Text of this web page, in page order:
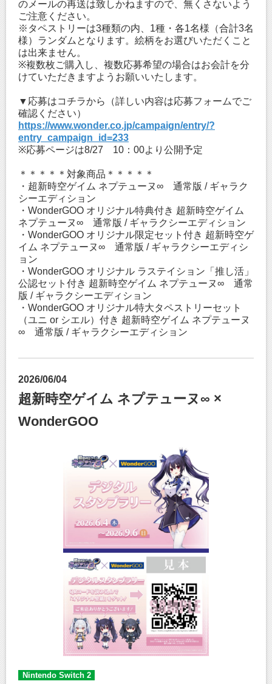
のメールの再送は致しかねますので、無くさないよう
ご注意ください。
※タペストリーは3種類の内、1種・各1名様（合計3名
様）ランダムとなります。絵柄をお選びいただくこと
は出来ません。
※複数枚ご購入し、複数応募希望の場合はお会計を分
けていただきますようお願いいたします。
▼応募はコチラから（詳しい内容は応募フォームでご
確認ください）
https://www.wonder.co.jp/campaign/entry/?
entry_campaign_id=233
※応募ページは8/27 10：00より公開予定
＊＊＊＊＊対象商品＊＊＊＊＊
・超新時空ゲイム ネプテューヌ∞ 通常版 / ギャラク
シーエディション
・WonderGOO オリジナル特典付き 超新時空ゲイム
ネプテューヌ∞ 通常版 / ギャラクシーエディション
・WonderGOO オリジナル限定セット付き 超新時空ゲ
イム ネプテューヌ∞ 通常版 / ギャラクシーエディシ
ョン
・WonderGOO オリジナル ラステイション「推し活」
公認セット付き 超新時空ゲイム ネプテューヌ∞ 通常
版 / ギャラクシーエディション
・WonderGOO オリジナル特大タペストリーセット
（ユニ or シエル）付き 超新時空ゲイム ネプテューヌ
∞ 通常版 / ギャラクシーエディション
2026/06/04
超新時空ゲイム ネプテューヌ∞ ×
WonderGOO
Nintendo Switch 2